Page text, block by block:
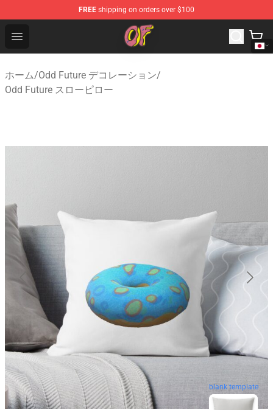
FREE shipping on orders over $100
Open menu
Odd Future Shop - Official Odd Future Merchandise Store
ホーム/Odd Future デコレーション/
Odd Future スローピロー
blank template